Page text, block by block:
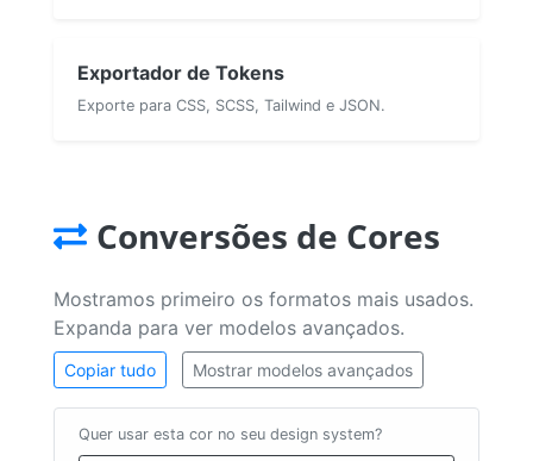
Exportador de Tokens
Exporte para CSS, SCSS, Tailwind e JSON.
Conversões de Cores
Mostramos primeiro os formatos mais usados.
Expanda para ver modelos avançados.
Copiar tudo Mostrar modelos avançados
Quer usar esta cor no seu design system?